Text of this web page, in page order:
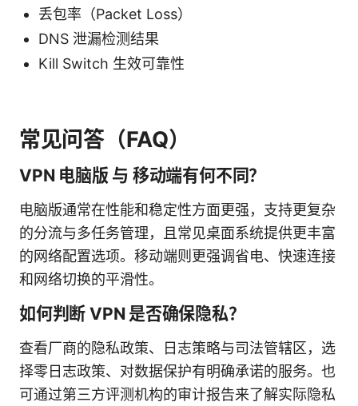
丢包率（Packet Loss）
DNS 泄漏检测结果
Kill Switch 生效可靠性
常见问答（FAQ）
VPN 电脑版 与 移动端有何不同？
电脑版通常在性能和稳定性方面更强，支持更复杂
的分流与多任务管理，且常见桌面系统提供更丰富
的网络配置选项。移动端则更强调省电、快速连接
和网络切换的平滑性。
如何判断 VPN 是否确保隐私？
查看厂商的隐私政策、日志策略与司法管辖区，选
择零日志政策、对数据保护有明确承诺的服务。也
可通过第三方评测机构的审计报告来了解实际隐私